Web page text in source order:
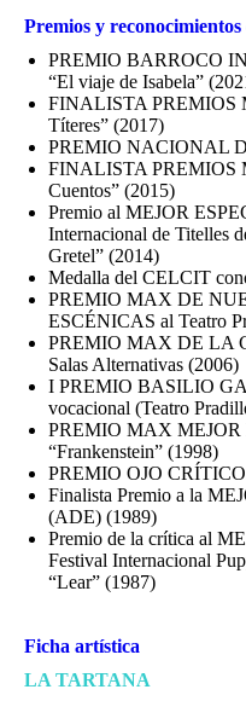
Premios y
PREMIO BARROCO
“El viaje de Isabela”
FINALISTA PREMIOS
Títeres” (2017)
PREMIO NACIONAL
FINALISTA PREMIOS
Cuentos” (2015)
Premio al MEJOR
Internacional de Titelles
Gretel” (2014)
Medalla del CELCIT
PREMIO MAX DE
ESCÉNICAS al Teatro
PREMIO MAX DE LA
Salas Alternativas (2006)
I PREMIO BASILIO
vocacional (Teatro
PREMIO MAX
“Frankenstein” (1998)
PREMIO OJO
Finalista Premio a la
(ADE) (1989)
Premio de la crítica al
Festival Internacional
“Lear” (1987)
Ficha artística
LA TARTANA